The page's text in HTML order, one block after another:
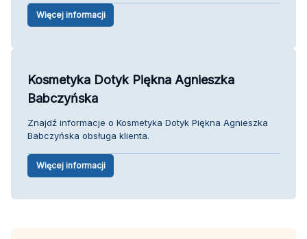
Więcej informacji
Kosmetyka Dotyk Piękna Agnieszka
Babczyńska
Znajdź informacje o Kosmetyka Dotyk Piękna Agnieszka
Babczyńska obsługa klienta.
Więcej informacji